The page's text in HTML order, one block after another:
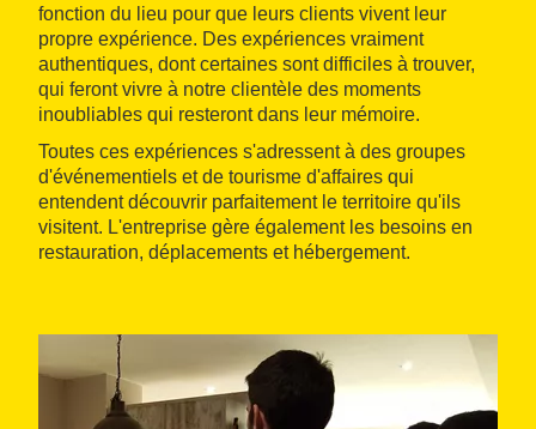
fonction du lieu pour que leurs clients vivent leur
propre expérience. Des expériences vraiment
authentiques, dont certaines sont difficiles à trouver,
qui feront vivre à notre clientèle des moments
inoubliables qui resteront dans leur mémoire.
Toutes ces expériences s'adressent à des groupes
d'événementiels et de tourisme d'affaires qui
entendent découvrir parfaitement le territoire qu'ils
visitent. L'entreprise gère également les besoins en
restauration, déplacements et hébergement.